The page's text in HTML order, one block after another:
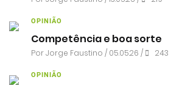
OPINIÃO
Competência e boa sorte
PorJorge Faustino / 05.05.26 / 243
OPINIÃO